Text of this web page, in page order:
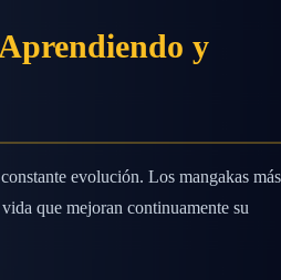
y
evolución. Los mangakas más
que mejoran continuamente su